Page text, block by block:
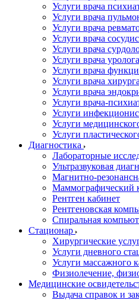
Услуги врача
Услуги врача
Услуги врача
Услуги врача
Услуги врача
Услуги врача уролога
Услуги врача
Услуги врача хирурга
Услуги врача
Услуги врача-
Услуги
Услуги
Услуги
Диагностика
Лабораторные
Ультразвуковая
Магнитно-
Маммографический
Рентген кабинет
Рентгеновская
Спиральная
Стационар
Хирургические
Услуги дневного
Услуги массажного
Физиолечение,
Медицинские
Выдача справок и